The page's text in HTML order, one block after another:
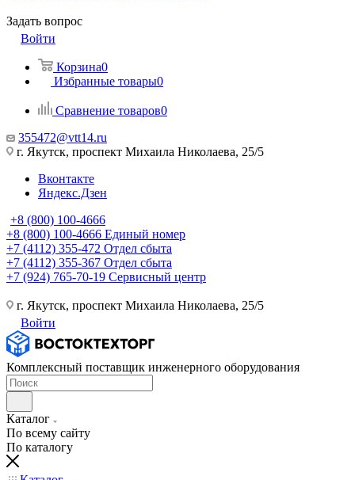
Задать вопрос
Войти
Корзина0
Избранные товары0
Сравнение товаров0
355472@vtt14.ru
г. Якутск, проспект Михаила Николаева, 25/5
Вконтакте
Яндекс.Дзен
+8 (800) 100-4666
+8 (800) 100-4666 Единый номер
+7 (4112) 355-472 Отдел сбыта
+7 (4112) 355-367 Отдел сбыта
+7 (924) 765-70-19 Сервисный центр
г. Якутск, проспект Михаила Николаева, 25/5
Войти
Комплексный поставщик инженерного оборудования
Каталог
По всему сайту
По каталогу